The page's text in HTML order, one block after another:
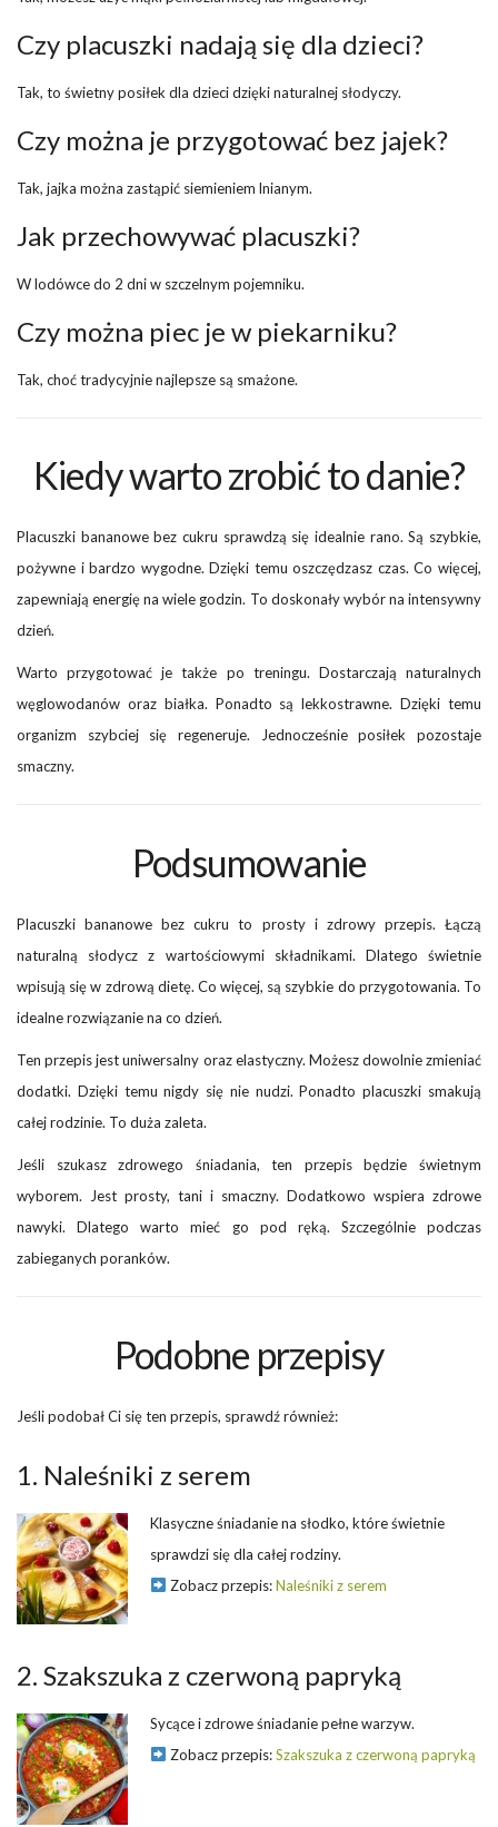
Czy placuszki nadają się dla dzieci?
Tak, to świetny posiłek dla dzieci dzięki naturalnej słodyczy.
Czy można je przygotować bez jajek?
Tak, jajka można zastąpić siemieniem lnianym.
Jak przechowywać placuszki?
W lodówce do 2 dni w szczelnym pojemniku.
Czy można piec je w piekarniku?
Tak, choć tradycyjnie najlepsze są smażone.
Kiedy warto zrobić to danie?
Placuszki bananowe bez cukru sprawdzą się idealnie rano. Są szybkie,
pożywne i bardzo wygodne. Dzięki temu oszczędzasz czas. Co więcej,
zapewniają energię na wiele godzin. To doskonały wybór na intensywny
dzień.
Warto przygotować je także po treningu. Dostarczają naturalnych
węglowodanów oraz białka. Ponadto są lekkostrawne. Dzięki temu
organizm szybciej się regeneruje. Jednocześnie posiłek pozostaje
smaczny.
Podsumowanie
Placuszki bananowe bez cukru to prosty i zdrowy przepis. Łączą
naturalną słodycz z wartościowymi składnikami. Dlatego świetnie
wpisują się w zdrową dietę. Co więcej, są szybkie do przygotowania. To
idealne rozwiązanie na co dzień.
Ten przepis jest uniwersalny oraz elastyczny. Możesz dowolnie zmieniać
dodatki. Dzięki temu nigdy się nie nudzi. Ponadto placuszki smakują
całej rodzinie. To duża zaleta.
Jeśli szukasz zdrowego śniadania, ten przepis będzie świetnym
wyborem. Jest prosty, tani i smaczny. Dodatkowo wspiera zdrowe
nawyki. Dlatego warto mieć go pod ręką. Szczególnie podczas
zabieganych poranków.
Podobne przepisy
Jeśli podobał Ci się ten przepis, sprawdź również:
1. Naleśniki z serem
Klasyczne śniadanie na słodko, które świetnie
sprawdzi się dla całej rodziny.
Zobacz przepis:Naleśniki z serem
2. Szakszuka z czerwoną papryką
Sycące i zdrowe śniadanie pełne warzyw.
Zobacz przepis:Szakszuka z czerwoną papryką